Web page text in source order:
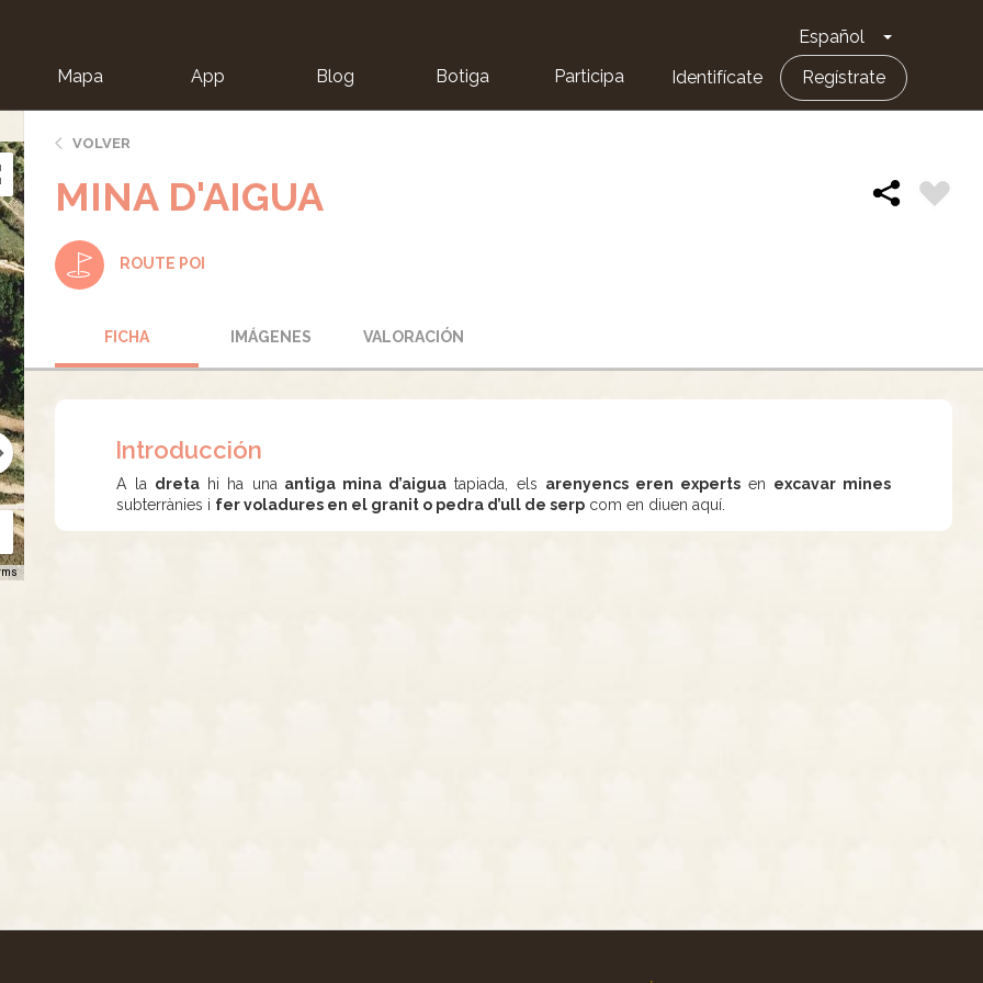
Español Toggle
Mapa App Blog Botiga Participa Identifícate Regístrate
VOLVER
MINA D'AIGUA
ROUTE POI
FICHA IMÁGENES VALORACIÓN
Introducción
A la dretahi ha una antiga mina d’aigua tapiada, els arenyencs eren experts en excavar mines
subterrànies i fer voladures en el granit o pedra d’ull de serp com en diuen aquí.